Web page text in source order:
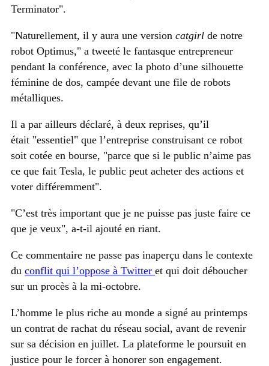
Terminator .
Naturellement, il y aura une version catgirl de notre
robot Optimus,
a tweeté le fantasque entrepreneur
pendant la conférence, avec la photo d’une silhouette
féminine de dos, campée devant une file de robots
métalliques.
Il a par ailleurs déclaré, à deux reprises, qu’il
était essentiel
que l’entreprise construisant ce robot
soit cotée en bourse,
parce que si le public n’aime pas
ce que fait Tesla, le public peut acheter des actions et
voter différemment .
C’est très important que je ne puisse pas juste faire ce
que je veux , a-t-il ajouté en riant.
Ce commentaire ne passe pas inaperçu dans le contexte
du conflit qui l’oppose à Twitter et qui doit déboucher
sur un procès à la mi-octobre.
L’homme le plus riche au monde a signé au printemps
un contrat de rachat du réseau social, avant de revenir
sur sa décision en juillet. La plateforme le poursuit en
justice pour le forcer à honorer son engagement.